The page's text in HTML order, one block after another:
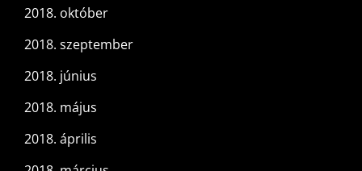
2018. október
2018. szeptember
2018. június
2018. május
2018. április